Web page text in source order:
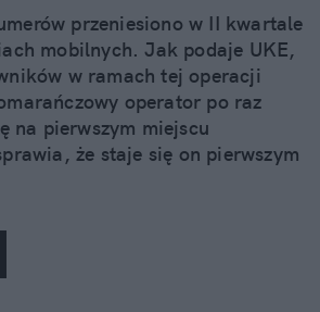
wydarzenia na świecie,
Zawsze fascynowały
reportaże podróżnicze, które
książkę.
przeniesiono w II kwartale
mobilnych. Jak podaje UKE,
w ramach tej operacji
operator po raz
na pierwszym miejscu
że staje się on pierwszym